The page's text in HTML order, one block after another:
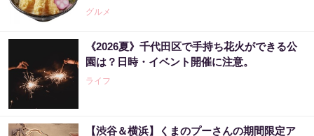
グルメ
《2026夏》千代田区で手持ち花火ができる公
園は？日時・イベント開催に注意。
ライフ
【渋谷＆横浜】くまのプーさんの期間限定ア